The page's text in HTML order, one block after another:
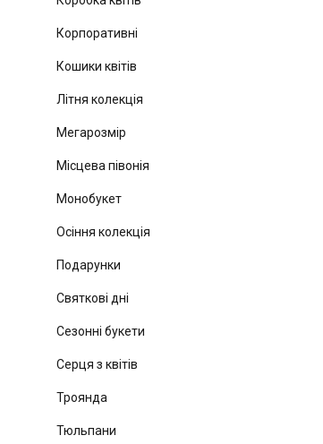
Корпоративні
Кошики квітів
Літня колекція
Мегарозмір
Місцева півонія
Монобукет
Осіння колекція
Подарунки
Святкові дні
Сезонні букети
Серця з квітів
Троянда
Тюльпани